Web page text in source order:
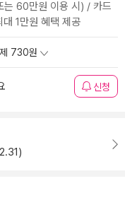
는 60만원 이용 시) / 카드
1만원 혜택 제공
730원
신청